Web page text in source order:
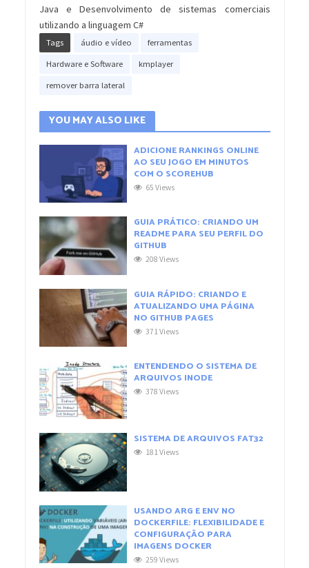
Java e Desenvolvimento de sistemas comerciais
utilizando a linguagem C#
Tags áudio e vídeo ferramentas
Hardware e Software kmplayer
remover barra lateral
YOU MAY ALSO LIKE
ADICIONE RANKINGS ONLINE
AO SEU JOGO EM MINUTOS
COM O SCOREHUB
65 Views
GUIA PRÁTICO: CRIANDO UM
README PARA SEU PERFIL DO
GITHUB
208 Views
GUIA RÁPIDO: CRIANDO E
ATUALIZANDO UMA PÁGINA
NO GITHUB PAGES
371 Views
ENTENDENDO O SISTEMA DE
ARQUIVOS INODE
378 Views
SISTEMA DE ARQUIVOS FAT32
181 Views
USANDO ARG E ENV NO
DOCKERFILE: FLEXIBILIDADE E
CONFIGURAÇÃO PARA
IMAGENS DOCKER
259 Views